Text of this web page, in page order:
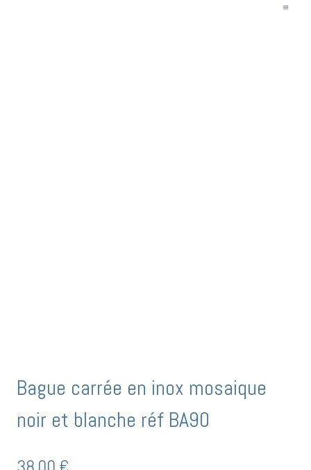
Bague carrée en inox mosaique
noir et blanche réf BA90